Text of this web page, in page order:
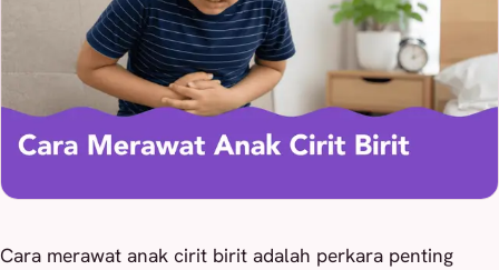
Cara merawat anak cirit birit adalah perkara penting